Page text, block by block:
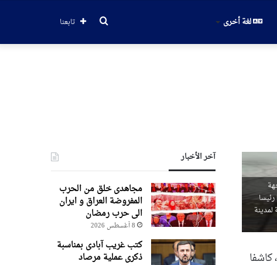
لغة أخرى تابعنا بحث
قريب مقرا رئيسا
آخر الأخبار
مجاهدی خلق من الحرب
المفروضة العراق و ایران
الی حرب رمضان
8 أغسطس 2026
کتب غریب آبادی بمناسبة
ذکری عملیة مرصاد